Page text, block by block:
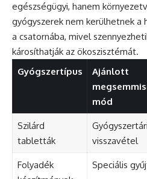
egészségügyi, hanem
gyógyszerek nem kerülhetnek a
a csatornába, mivel
károsíthatják az ökoszisztémát.
Gyógszertípus
Ajánlott
mód
Szilárd
tabletták
Gyógyszertári
visszavétel
Folyadék
Speciális